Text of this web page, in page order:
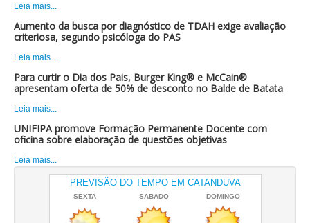
Leia mais...
Aumento da busca por diagnóstico de TDAH exige avaliação
criteriosa, segundo psicóloga do PAS
Leia mais...
Para curtir o Dia dos Pais, Burger King® e McCain®
apresentam oferta de 50% de desconto no Balde de Batata
Leia mais...
UNIFIPA promove Formação Permanente Docente com
oficina sobre elaboração de questões objetivas
Leia mais...